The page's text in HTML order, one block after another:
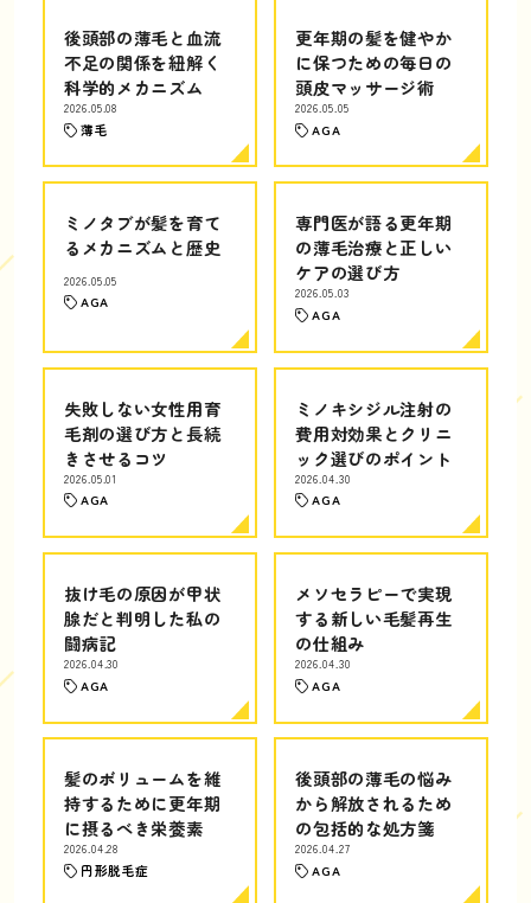
後頭部の薄毛と血流
不足の関係を紐解く
科学的メカニズム
2026.05.08
薄毛
更年期の髪を健やか
に保つための毎日の
頭皮マッサージ術
2026.05.05
AGA
ミノタブが髪を育て
るメカニズムと歴史
2026.05.05
AGA
専門医が語る更年期
の薄毛治療と正しい
ケアの選び方
2026.05.03
AGA
失敗しない女性用育
毛剤の選び方と長続
きさせるコツ
2026.05.01
AGA
ミノキシジル注射の
費用対効果とクリニ
ック選びのポイント
2026.04.30
AGA
抜け毛の原因が甲状
腺だと判明した私の
闘病記
2026.04.30
AGA
メソセラピーで実現
する新しい毛髪再生
の仕組み
2026.04.30
AGA
髪のボリュームを維
持するために更年期
に摂るべき栄養素
2026.04.28
円形脱毛症
後頭部の薄毛の悩み
から解放されるため
の包括的な処方箋
2026.04.27
AGA